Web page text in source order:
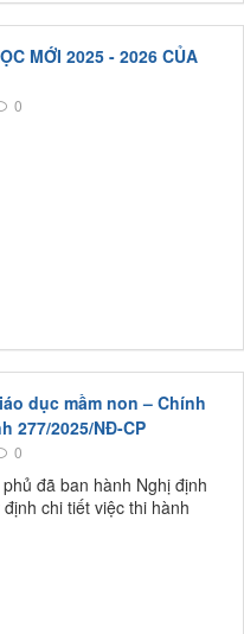
MỚI 2025 - 2026 CỦA
0
dục mầm non – Chính
277/2025/NĐ-CP
0
đã ban hành Nghị định
chi tiết việc thi hành